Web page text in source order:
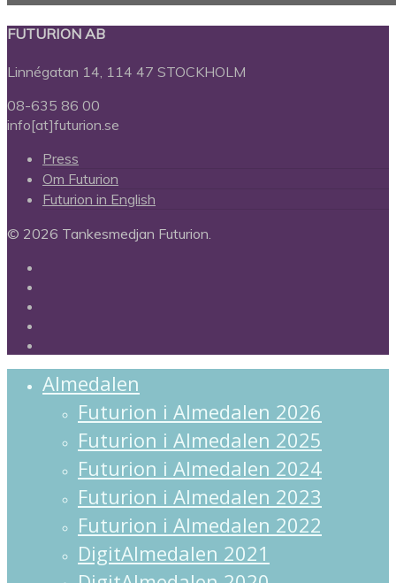
FUTURION AB
Linnégatan 14, 114 47 STOCKHOLM
08-635 86 00
info[at]futurion.se
Press
Om Futurion
Futurion in English
© 2026 Tankesmedjan Futurion.
Almedalen
Futurion i Almedalen 2026
Futurion i Almedalen 2025
Futurion i Almedalen 2024
Futurion i Almedalen 2023
Futurion i Almedalen 2022
DigitAlmedalen 2021